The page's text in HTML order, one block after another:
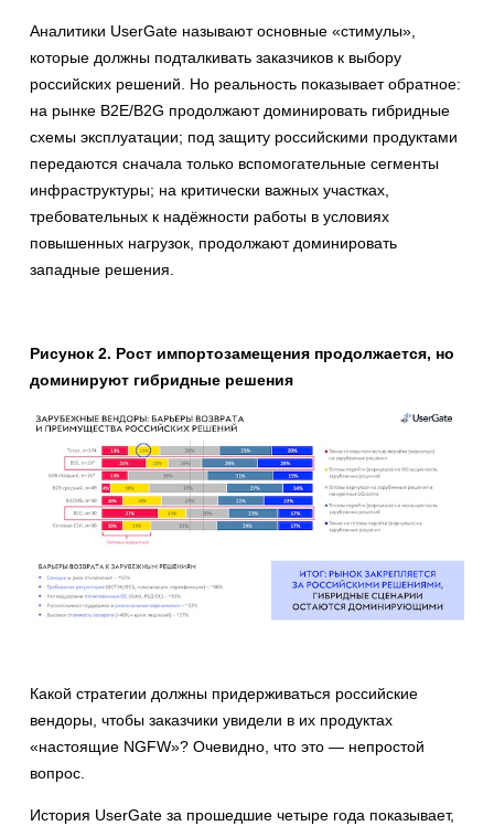
Аналитики UserGate называют основные «стимулы»,
которые должны подталкивать заказчиков к выбору
российских решений. Но реальность показывает обратное:
на рынке B2E/B2G продолжают доминировать гибридные
схемы эксплуатации; под защиту российскими продуктами
передаются сначала только вспомогательные сегменты
инфраструктуры; на критически важных участках,
требовательных к надёжности работы в условиях
повышенных нагрузок, продолжают доминировать
западные решения.
Рисунок 2. Рост импортозамещения продолжается, но
доминируют гибридные решения
Какой стратегии должны придерживаться российские
вендоры, чтобы заказчики увидели в их продуктах
«настоящие NGFW»? Очевидно, что это — непростой
вопрос.
История UserGate за прошедшие четыре года показывает,